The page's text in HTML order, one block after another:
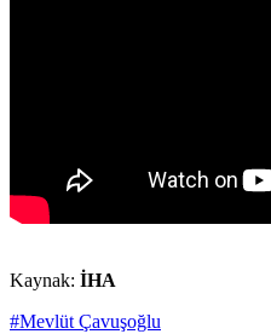
Kaynak: İHA
#Mevlüt Çavuşoğlu